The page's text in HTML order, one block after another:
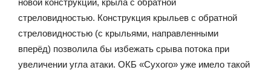
стреловидностью. Конструкция крыльев с обратной
стреловидностью (с крыльями, направленными
вперёд) позволила бы избежать срыва потока при
увеличении угла атаки. ОКБ «Сухого» уже имело такой